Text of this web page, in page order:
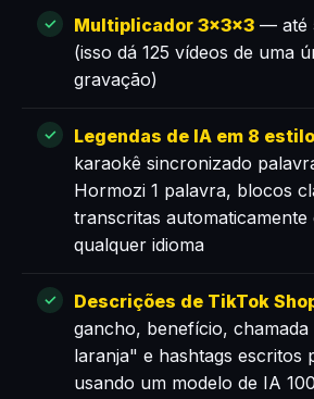
Multiplicador 3×3×3 — até
(isso dá 125 vídeos de uma
gravação)
Legendas de IA em 8
karaokê sincronizado
Hormozi 1 palavra, blocos
transcritas
qualquer idioma
Descrições de TikTok
gancho, benefício,
laranja" e hashtags escritos
usando um modelo de IA